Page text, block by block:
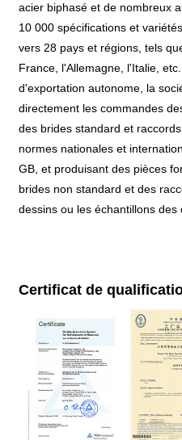
acier biphasé et de nombreux
10 000 spécifications et
vers 28 pays et régions, tels
France, l'Allemagne, l'Italie,
d'exportation autonome, la
directement les commandes
des brides standard et
normes nationales et
GB, et produisant des pièces
brides non standard et des
dessins ou les échantillons des
Certificat de